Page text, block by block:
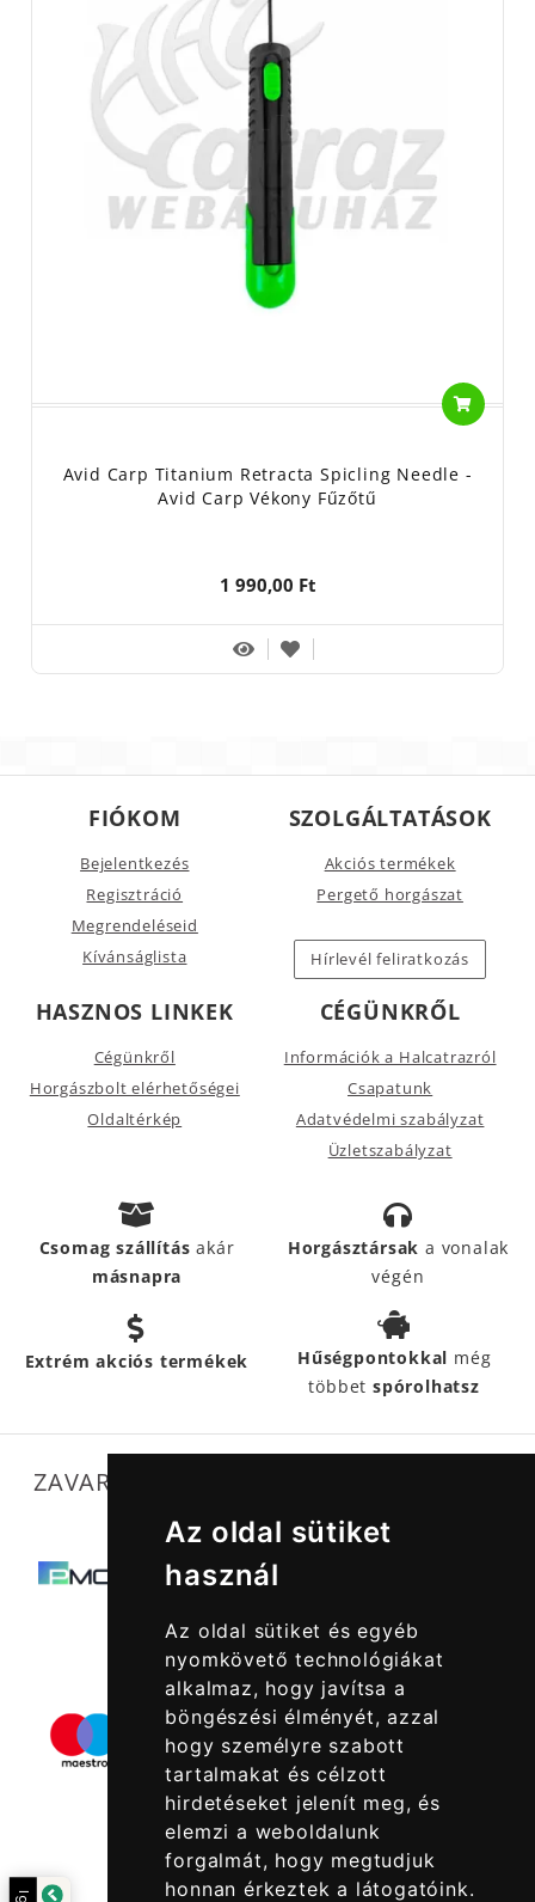
Az oldal sütiket
használ
Az oldal sütiket és egyéb
nyomkövető technológiákat
alkalmaz, hogy javítsa a
böngészési élményét, azzal
hogy személyre szabott
tartalmakat és célzott
hirdetéseket jelenít meg, és
elemzi a weboldalunk
forgalmát, hogy megtudjuk
honnan érkeztek a látogatóink.
Avid Carp Titanium Retracta Spicling Needle -
Avid Carp Vékony Fűzőtű
1 990,00 Ft
FIÓKOM
Bejelentkezés
Regisztráció
Megrendeléseid
Kívánságlista
SZOLGÁLTATÁSOK
Akciós termékek
Pergető horgászat
Hírlevél feliratkozás
HASZNOS LINKEK
Cégünkről
Horgászbolt elérhetőségei
Oldaltérkép
CÉGÜNKRŐL
Információk a Halcatrazról
Csapatunk
Adatvédelmi szabályzat
Üzletszabályzat
Csomag szállításakár
másnapra
Horgásztársak a vonalak
végén
Extrém akciós termékek Hűségpontokkal még
többetspórolhatsz
ZAVARTALAN MŰKÖDÉSÜNKET SEGÍTIK